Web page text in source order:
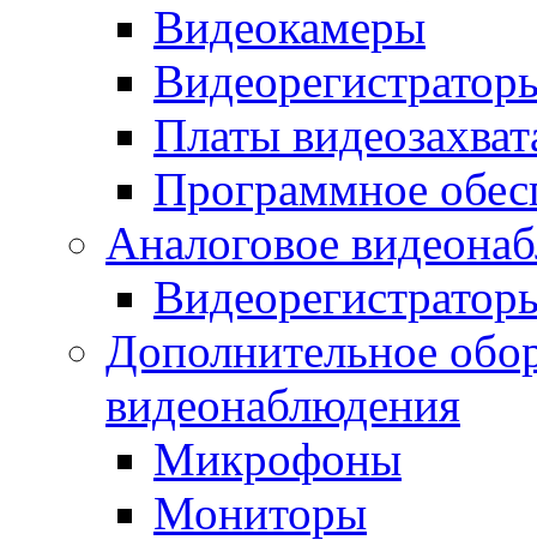
Видеокамеры
Платы
Программное
Аналоговое
Дополнительное
видеонаблюдения
Микрофоны
Мониторы